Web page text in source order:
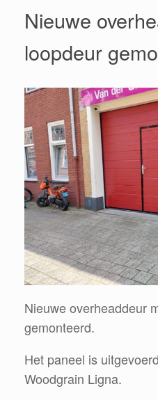
Nieuwe
loopdeur
Nieuwe overheaddeur
gemonteerd.
Het paneel is
Woodgrain Ligna.